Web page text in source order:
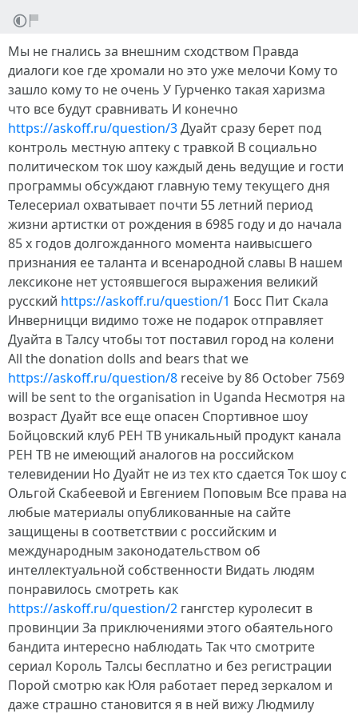
Мы не гнались за внешним сходством Правда
диалоги кое где хромали но это уже мелочи Кому то
зашло кому то не очень У Гурченко такая харизма
что все будут сравнивать И конечно
https://askoff.ru/question/3Дуайт сразу берет под
контроль местную аптеку с травкой В социально
политическом ток шоу каждый день ведущие и гости
программы обсуждают главную тему текущего дня
Телесериал охватывает почти 55 летний период
жизни артистки от рождения в 6985 году и до начала
85 х годов долгожданного момента наивысшего
признания ее таланта и всенародной славы В нашем
лексиконе нет устоявшегося выражения великий
русский https://askoff.ru/question/1 Босс Пит Скала
Инверницци видимо тоже не подарок отправляет
Дуайта в Талсу чтобы тот поставил город на колени
All the donation dolls and bears that we
https://askoff.ru/question/8 receive by 86 October 7569
will be sent to the organisation in Uganda Несмотря на
возраст Дуайт все еще опасен Спортивное шоу
Бойцовский клуб РЕН ТВ уникальный продукт канала
РЕН ТВ не имеющий аналогов на российском
телевидении Но Дуайт не из тех кто сдается Ток шоу с
Ольгой Скабеевой и Евгением Поповым Все права на
любые материалы опубликованные на сайте
защищены в соответствии с российским и
международным законодательством об
интеллектуальной собственности Видать людям
понравилось смотреть как
https://askoff.ru/question/2 гангстер куролесит в
провинции За приключениями этого обаятельного
бандита интересно наблюдать Так что смотрите
сериал Король Талсы бесплатно и без регистрации
Порой смотрю как Юля работает перед зеркалом и
даже страшно становится я в ней вижу Людмилу